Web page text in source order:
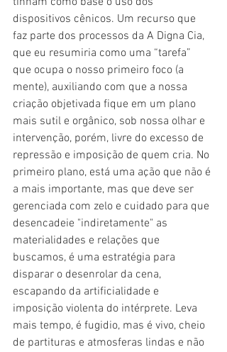
dispositivos cênicos. Um recurso que
faz parte dos processos da A Digna Cia,
que eu resumiria como uma “tarefa”
que ocupa o nosso primeiro foco (a
mente), auxiliando com que a nossa
criação objetivada fique em um plano
mais sutil e orgânico, sob nossa olhar e
intervenção, porém, livre do excesso de
repressão e imposição de quem cria. No
primeiro plano, está uma ação que não é
a mais importante, mas que deve ser
gerenciada com zelo e cuidado para que
desencadeie "indiretamente" as
materialidades e relações que
buscamos, é uma estratégia para
disparar o desenrolar da cena,
escapando da artificialidade e
imposição violenta do intérprete. Leva
mais tempo, é fugidio, mas é vivo, cheio
de partituras e atmosferas lindas e não